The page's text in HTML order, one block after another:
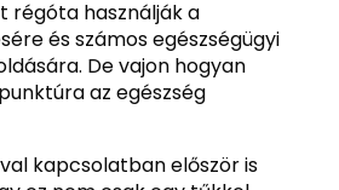
régóta használják a
és számos egészségügyi
De vajon hogyan
az egészség
kapcsolatban először is